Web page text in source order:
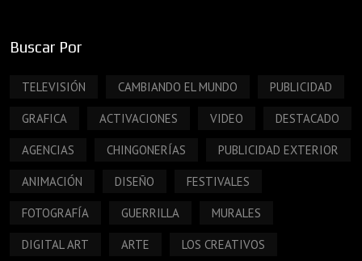
Buscar Por
TELEVISIÓN CAMBIANDO EL MUNDO PUBLICIDAD
GRAFICA ACTIVACIONES VIDEO DESTACADO
AGENCIAS CHINGONERÍAS PUBLICIDAD EXTERIOR
ANIMACIÓN DISEÑO FESTIVALES
FOTOGRAFÍA GUERRILLA MURALES
DIGITAL ART ARTE LOS CREATIVOS